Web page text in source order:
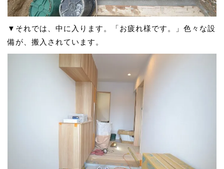
▼それでは、中に入ります。「お疲れ様です。」色々な設
備が、搬入されています。